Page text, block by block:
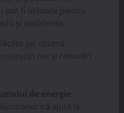
pot fi utilizate pentru
și ineficiente.
pir spumă
noi și renovări
de energie
ajută la